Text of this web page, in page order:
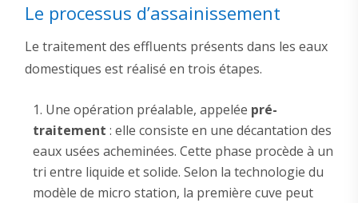
Le processus d’assainissement
Le traitement des effluents présents dans les eaux
domestiques est réalisé en trois étapes.
Une opération préalable, appelée pré-
traitement : elle consiste en une décantation des
eaux usées acheminées. Cette phase procède à un
tri entre liquide et solide. Selon la technologie du
modèle de micro station, la première cuve peut